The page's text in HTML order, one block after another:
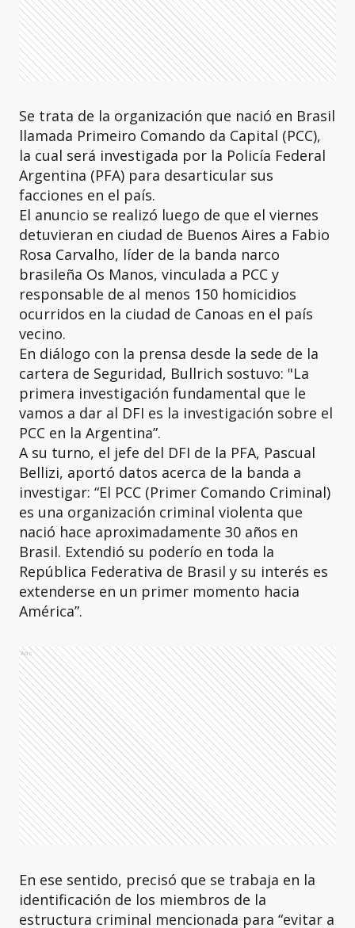
Se trata de la organización que nació en Brasil
llamada Primeiro Comando da Capital (PCC),
la cual será investigada por la Policía Federal
Argentina (PFA) para desarticular sus
facciones en el país.
El anuncio se realizó luego de que el viernes
detuvieran en ciudad de Buenos Aires a Fabio
Rosa Carvalho, líder de la banda narco
brasileña Os Manos, vinculada a PCC y
responsable de al menos 150 homicidios
ocurridos en la ciudad de Canoas en el país
vecino.
En diálogo con la prensa desde la sede de la
cartera de Seguridad, Bullrich sostuvo: "La
primera investigación fundamental que le
vamos a dar al DFI es la investigación sobre el
PCC en la Argentina”.
A su turno, el jefe del DFI de la PFA, Pascual
Bellizi, aportó datos acerca de la banda a
investigar: “El PCC (Primer Comando Criminal)
es una organización criminal violenta que
nació hace aproximadamente 30 años en
Brasil. Extendió su poderío en toda la
República Federativa de Brasil y su interés es
extenderse en un primer momento hacia
América”.
Ads
En ese sentido, precisó que se trabaja en la
identificación de los miembros de la
estructura criminal mencionada para “evitar a